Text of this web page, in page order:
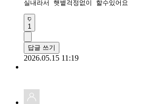
실내라서 햇볕걱정없이 할수있어요
1
답글 쓰기
2026.05.15 11:19